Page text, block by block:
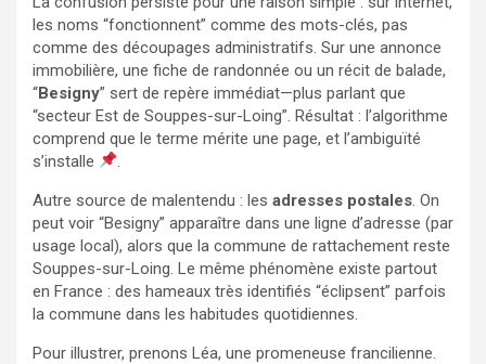
les noms “fonctionnent” comme des mots-clés, pas
comme des découpages administratifs. Sur une annonce
immobilière, une fiche de randonnée ou un récit de balade,
“Besigny” sert de repère immédiat—plus parlant que
“secteur Est de Souppes-sur-Loing”. Résultat : l’algorithme
comprend que le terme mérite une page, et l’ambiguïté
s’installe
.
Autre source de malentendu : les adresses postales. On
peut voir “Besigny” apparaître dans une ligne d’adresse (par
usage local), alors que la commune de rattachement reste
Souppes-sur-Loing. Le même phénomène existe partout
en France : des hameaux très identifiés “éclipsent” parfois
la commune dans les habitudes quotidiennes.
Pour illustrer, prenons Léa, une promeneuse francilienne.